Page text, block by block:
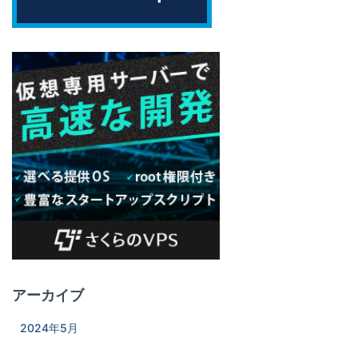
アーカイブ
2024年5月